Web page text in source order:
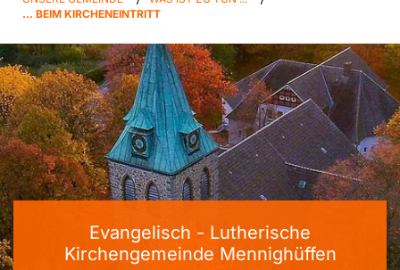
... BEIM KIRCHENEINTRITT
Evangelisch - Lutherische
Kirchengemeinde Mennighüffen